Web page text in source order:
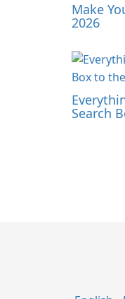
Make
2026
Search